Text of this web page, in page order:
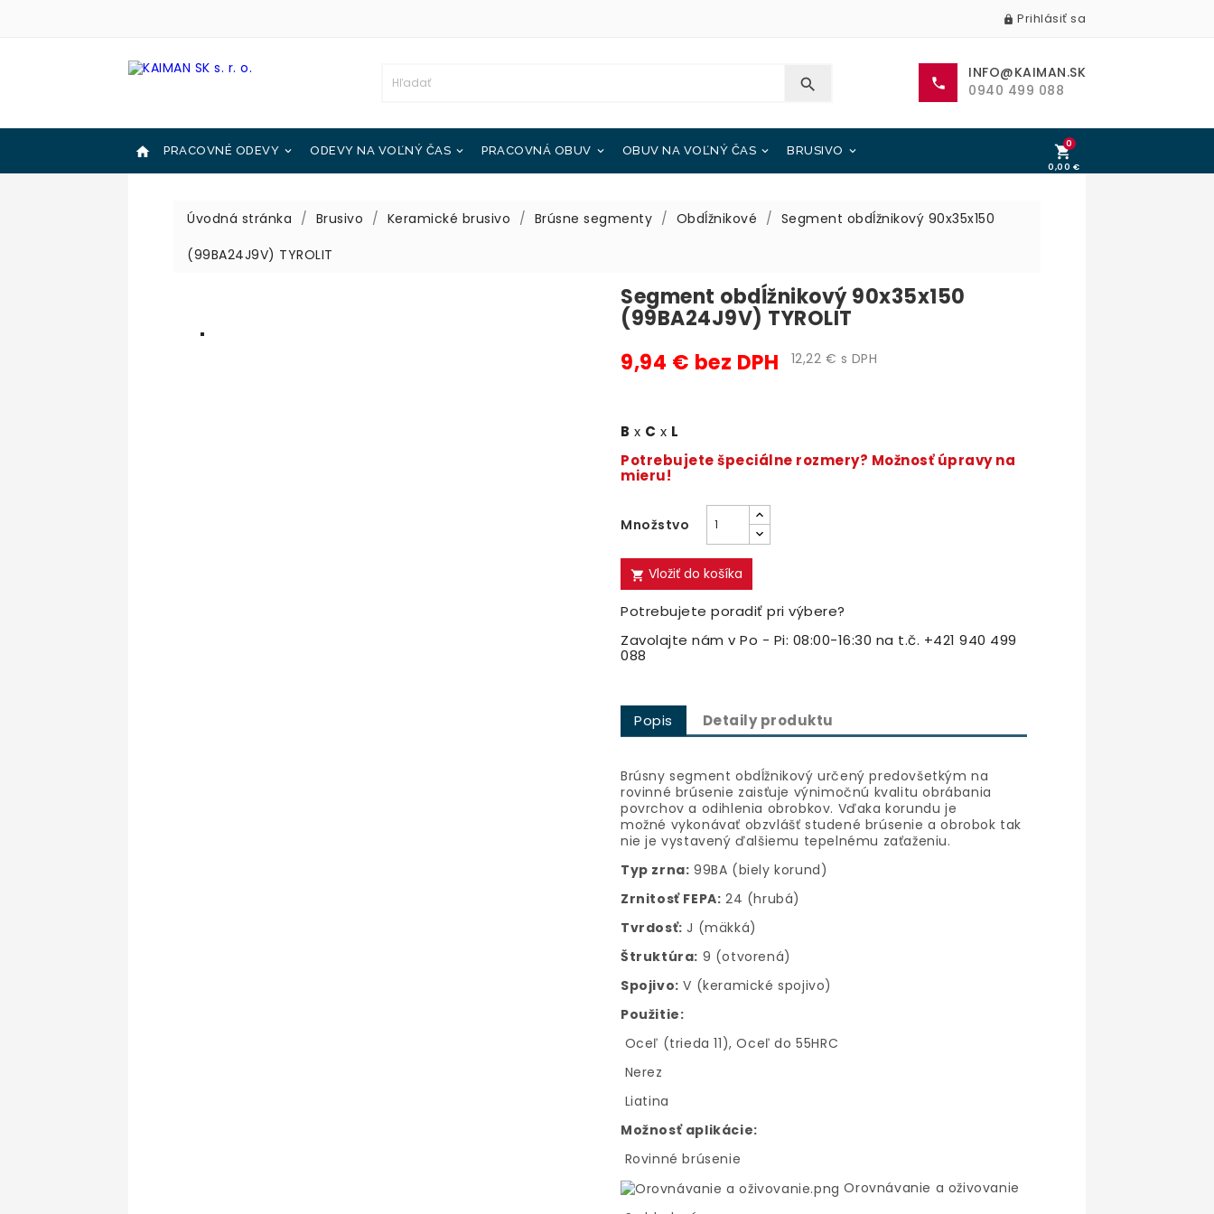
 Prihlásiť sa
 
INFO@KAIMAN.SK
0940 499 088
 
PRACOVNÉ ODEVY 
ODEVY NA VOĽNÝ ČAS 
PRACOVNÁ OBUV 
OBUV NA VOĽNÝ ČAS 
BRUSIVO 
0
0,00 €
Úvodná stránka Brusivo Keramické brusivo Brúsne segmenty Obdĺžnikové
Segment obdĺžnikový 90x35x150
(99BA24J9V) TYROLIT
Segment obdĺžnikový 90x35x150
(99BA24J9V) TYROLIT
9,94 € bez DPH 12,22 € s DPH
B x C x L
Potrebujete špeciálne rozmery? Možnosť úpravy na
mieru!
Množstvo
 Vložiť do košíka
Potrebujete poradiť pri výbere?
Zavolajte nám v Po - Pi: 08:00-16:30 na t.č. +421 940 499
088
Popis Detaily produktu
Brúsny segment obdĺžnikový určený predovšetkým na
rovinné brúsenie zaisťuje výnimočnú kvalitu obrábania
povrchov a odihlenia obrobkov. Vďaka korundu je
možné vykonávať obzvlášť studené brúsenie a obrobok tak
nie je vystavený ďalšiemu tepelnému zaťaženiu.
Typ zrna: 99BA (biely korund)
Zrnitosť FEPA: 24 (hrubá)
Tvrdosť: J (mäkká)
Štruktúra: 9 (otvorená)
Spojivo: V (keramické spojivo)
Použitie:
Oceľ (trieda 11), Oceľ do 55HRC
Nerez
Liatina
Možnosť aplikácie:
Rovinné brúsenie
Orovnávanie a oživovanie